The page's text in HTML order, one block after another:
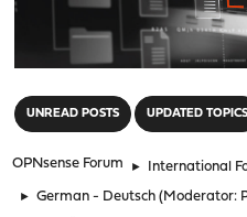
UNREAD POSTS UPDATED TOPICS
OPNsense Forum ► International
► German - Deutsch (Moderator: